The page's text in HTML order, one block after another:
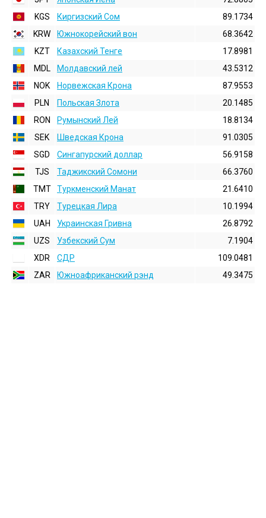
KGS
Киргизский Сом
89.1734
KRW
Южнокорейский вон
68.3642
KZT
Казахский Тенге
17.8981
MDL
Молдавский лей
43.5312
NOK
Норвежская Крона
87.9553
PLN
Польская Злота
20.1485
RON
Румынский Лей
18.8134
SEK
Шведская Крона
91.0305
SGD
Сингапурский доллар
56.9158
TJS
Таджикский Сомони
66.3760
TMT
Туркменский Манат
21.6410
TRY
Турецкая Лира
10.1994
UAH
Украинская Гривна
26.8792
UZS
Узбекский Сум
7.1904
XDR
СДР
109.0481
ZAR
Южноафриканский рэнд 49.3475